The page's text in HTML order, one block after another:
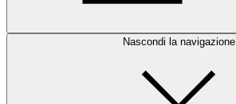
Nascondi la navigazione